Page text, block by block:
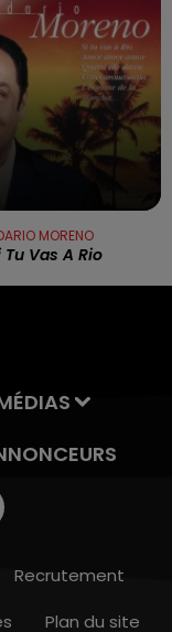
MORENO
Tu Vas A Rio
Recrutement
Plan du site